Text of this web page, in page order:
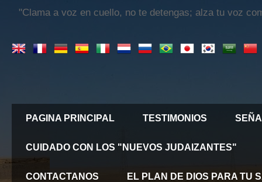
"Clama a voz en cuello, no te detengas; alza tu voz
PAGINA PRINCIPAL TESTIMONIOS
CUIDADO CON LOS "NUEVOS JUDAIZANTES"
CONTACTANOS EL PLAN DE DIOS PARA TU